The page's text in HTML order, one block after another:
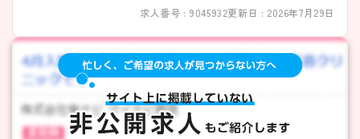
の勤務が月1～2回程度！ ・希望休は100％近く取得可能！※過去実績 ・管理
者の長期海外旅行実績があるなど、オンオフの切り替えがしやすい職場
が可能 ――――――――――――――― ・経験豊富なスタッフが多数在
籍！ ・経験3年未満の若手スタッフや重度患者様の対応スキルに自信のな
いスタッフの受け入れ態勢も整っています。 ・教育プログラムがあるた
め、訪問看護未経験者も安心して勤務可能です◎
求人番号 : 9045932更新日 : 2026年7月29日